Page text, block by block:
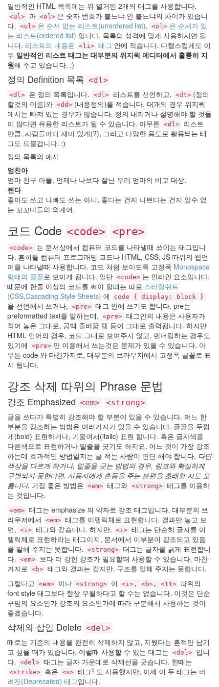
일반적인 HTML 목록에는 위 열거된 2개의 태그를 사용합니다.
<ul> 과 <ol> 은 숫자 번호가 붙느냐 안 붙느냐의 차이가 있습니
다. <ul> 은 순서 없는 리스트(unordered list), <ol> 은 순서가 있
는 리스트(ordered list) 입니다. 목록의 성격에 맞게 사용하시면 됩
니다. 리스트의 내용은 <li> 태그 안에 적습니다. 다행스럽게도 이
두 일반적인 리스트 태그는 대부분의 위지윅 에디터에서 훌륭히 지
원해 주고 있습니다. :)
정의 Definition 목록 <dl>
<dl> 은 정의 목록입니다. <dl> 리스트를 선언하고, <dt> (정의
할것의 이름)와 <dd> (내용정의)를 적습니다. 대개의 경우 위지윅
에서는 빠져 있는 경우가 많습니다. 정의 내리거나 설명해야 할 것들
이 많다면 유용한 리스트가 될 수 있습니다. 아무튼 <dl> 리스트
만큼, 사람들마다 재미 있게(?), 그리고 다양한 용도로 활용되는 태
그도 드물겁니다. :)
정의 목록의 예시
엄친아
엄마 친구 아들, 언제나 나보다 잘난 우리 엄마의 비교 대상.
쩐다
좋아도 쓰고 나빠도 쓰는 아니, 좋다는 건지 나쁘다는 건지 알수 없
는 꼬꼬마들의 외계어.
코드 Code <code> <pre>
<code> 는 문서상에서 컴퓨터 코드를 나타낼때 쓰이는 태그입니
다. 흔히틀 컴퓨터 프로그래밍 코드나 HTML, CSS, JS 따위의 웹언
어를 나타낼때 사용합니다. 코드 처럼 보이도록 고정폭 Monospace
형태의 글꼴로 보이게 됩니다. 일단 <code> 는 인라인 요소입니다.
때문에 한줄 이상의 코드를 써야 할때는 따로 스타일쉬트
(CSS,Cascading Style Sheets) 에 code { display: block }
을 선언해서 쓰거나, <pre> 태그 안에 쓰기도 합니다. pre는
preformatted text를 말하는데, <pre> 태그안의 내용은 사용자가
적어 놓은 그대로, 공백 줄바꿈 탭 등이 그대로 출력됩니다. 하지만
HTML 언어의 경우, 코드 그대로 보여주지 않고, 렌더링하는 경우도
있기에
<pre> 만 이용해서 쓰는것은 문제가 있을 수 있습니다. 아
무튼 code 와 마찬가지로, 대부분의 브라우저에서 고정폭 글꼴로 표
시 됩니다.
강조 삭제 따위의 Phrase 문법
강조 Emphasized <em> <strong>
글을 쓰다가 특별히 강조해야 할 부분이 있을 수 있습니다. 어느 한
부분을 강조하는 방법은 여러가지가 있을 수 있습니다. 글꼴을 두껍
게(bold) 표현하거나, 기울여서(italic) 표현 합니다. 혹은 글자색을
다른색으로 표현하거나 밑줄을 긋기도 하지요. 어느 것이 가장 강조
하는데 효과적인 방법일지는 글 적는 사람이 판단 해야 합니다. 다만
색상을 다르게 하거나, 밑줄을 긋는 방법의 경우, 링크와 확실하게
구별되지 못한다면, 사용자에게 혼동을 주는 불편을 초래할 지도 모
릅니다. 가장 좋은 방법은 <em> 태그와 <strong> 태그를 이용하
는 것입니다.
<em> 태그는 emphasize 의 약자로 강조 태그입니다. 대부분의 브
라우저에서
<em> 태그를 이탤릭체로 표현합니다. 결과만 놓고 보
면, <i> 태그와 같습니다. 하지만, <i> 태그는 단순히 글자를 이
탤릭체로 표현하라는 태그이지, 문서에서 이부분이 강조되고 있음
을 말해 주지는 못합니다. <strong> 태그는 글자를 굵게 표현합니
다. <em> 보다 더 강한 강조가 필요할때 사용할 수 있습니다. 마찬
가지로 <b> 태그와 결과는 같지만, 구조를 말해 주지는 못합니다.
그렇다고 <em> 이나 <strong> 이 <i>, <b>, <tt> 따위의
font style 태그보다 항상 우월하다고 할 수는 없습니다. 이것은 단순
꾸밈의 요소인가 강조의 요소인가에 따라 구분해서 사용하는 것이
좋겠습니다.
삭제와 삽입 Delete <del>
때로는 기존의 내용을 완전히 삭제하지 않고, 지웠다는 흔적만 남기
고 싶을 때가 있습니다. 이럴때 사용할 수 있는 태그는 <del> 입니
다. <del> 태그는 글자 가운데로 삭제선을 긋습니다. 한때는
<strike> 혹은 <s> 태그5 도 사용했지만, 이제 이 두 태그는 버
려진(Deprecated) 태그입니다.